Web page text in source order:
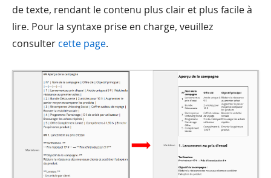
de texte, rendant le contenu plus clair et plus facile à
lire. Pour la syntaxe prise en charge, veuillez
consulter cette page.